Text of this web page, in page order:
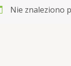
Nie znaleziono